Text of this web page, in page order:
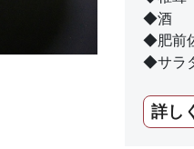
◆酒
◆肥前
◆サラ
詳し